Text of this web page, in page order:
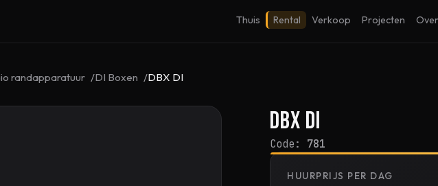
Thuis Rental Verkoop Projecten
randapparatuur DI Boxen DBX DI
DBX DI
Code: 781
HUURPRIJS PER DAG